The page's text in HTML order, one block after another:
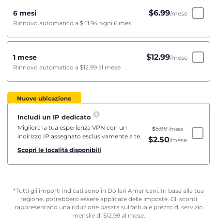
6 mesi $6.99/mese
Rinnovo automatico a $41.94 ogni 6 mesi
1 mese $12.99/mese
Rinnovo automatico a $12.99 al mese
Nuove ubicazione
Includi un IP dedicato
Migliora la tua esperienza VPN con un
indirizzo IP assegnato esclusivamente a te.
Scopri le località disponibili
$5.00 /mese
$2.50/mese
*Tutti gli importi indicati sono in Dollari Americani. In base alla tua
regione, potrebbero essere applicate delle imposte. Gli sconti
rappresentano una riduzione basata sull'attuale prezzo di servizio
mensile di $12.99al mese.